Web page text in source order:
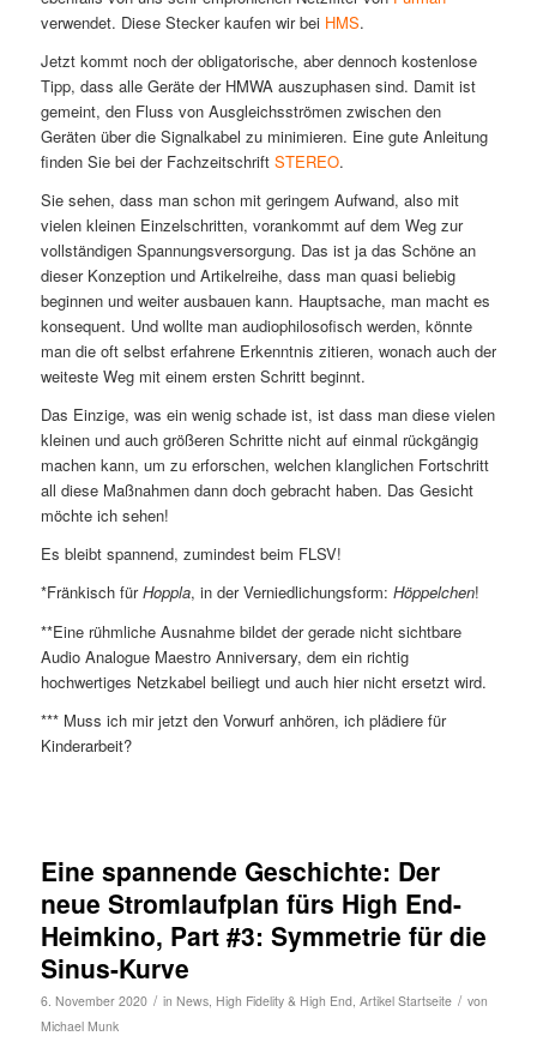
verwendet. Diese Stecker kaufen wir bei HMS.
Jetzt kommt noch der obligatorische, aber dennoch kostenlose
Tipp, dass alle Geräte der HMWA auszuphasen sind. Damit ist
gemeint, den Fluss von Ausgleichsströmen zwischen den
Geräten über die Signalkabel zu minimieren. Eine gute Anleitung
finden Sie bei der Fachzeitschrift STEREO.
Sie sehen, dass man schon mit geringem Aufwand, also mit
vielen kleinen Einzelschritten, vorankommt auf dem Weg zur
vollständigen Spannungsversorgung. Das ist ja das Schöne an
dieser Konzeption und Artikelreihe, dass man quasi beliebig
beginnen und weiter ausbauen kann. Hauptsache, man macht es
konsequent. Und wollte man audiophilosofisch werden, könnte
man die oft selbst erfahrene Erkenntnis zitieren, wonach auch der
weiteste Weg mit einem ersten Schritt beginnt.
Das Einzige, was ein wenig schade ist, ist dass man diese vielen
kleinen und auch größeren Schritte nicht auf einmal rückgängig
machen kann, um zu erforschen, welchen klanglichen Fortschritt
all diese Maßnahmen dann doch gebracht haben. Das Gesicht
möchte ich sehen!
Es bleibt spannend, zumindest beim FLSV!
*Fränkisch fürHoppla, in der Verniedlichungsform: Höppelchen!
**Eine rühmliche Ausnahme bildet der gerade nicht sichtbare
Audio Analogue Maestro Anniversary, dem ein richtig
hochwertiges Netzkabel beiliegt und auch hier nicht ersetzt wird.
*** Muss ich mir jetzt den Vorwurf anhören, ich plädiere für
Kinderarbeit?
Eine spannende Geschichte: Der
neue Stromlaufplan fürs High End-
Heimkino, Part #3: Symmetrie für die
Sinus-Kurve
6. November 2020 / in News, High Fidelity & High End, Artikel Startseite / von
Michael Munk